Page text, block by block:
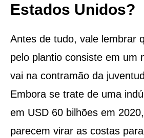
Estados Unidos?
Antes de tudo, vale lembrar
pelo plantio consiste em um
vai na contramão da
Embora se trate de uma
em USD 60 bilhões em
parecem virar as costas